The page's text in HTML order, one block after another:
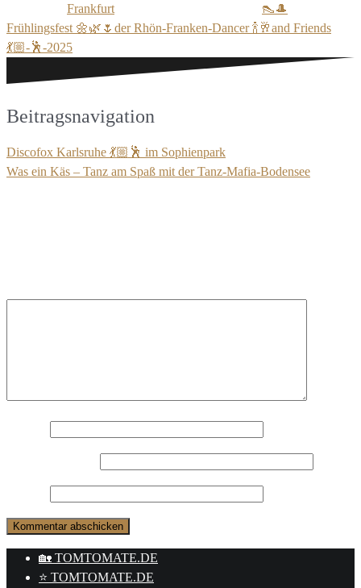
Frankfurt
👠🎩
Frühlingsfest 🌼🌿🌷der Rhön-Franken-Dancer 🍾🥂and Friends
💃🏼-🕺-2025
Beitragsnavigation
Discofox Karlsruhe 💃🏼🕺 im Sophienpark
Was ein Käs – Tanz am Spaß mit der Tanz-Mafia-Bodensee
🏡 TOMTOMATE.DE
⭐️ TOMTOMATE.DE